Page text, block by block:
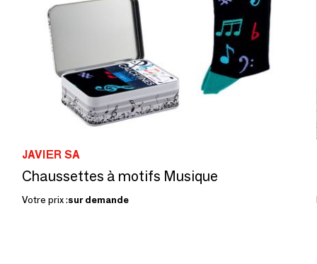
JAVIER SA
Chaussettes à motifs Musique
Votre prix :sur demande